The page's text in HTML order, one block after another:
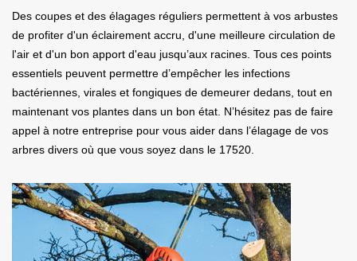
Des coupes et des élagages réguliers permettent à vos arbustes
de profiter d'un éclairement accru, d'une meilleure circulation de
l'air et d'un bon apport d'eau jusqu’aux racines. Tous ces points
essentiels peuvent permettre d’empêcher les infections
bactériennes, virales et fongiques de demeurer dedans, tout en
maintenant vos plantes dans un bon état. N’hésitez pas de faire
appel à notre entreprise pour vous aider dans l’élagage de vos
arbres divers où que vous soyez dans le 17520.